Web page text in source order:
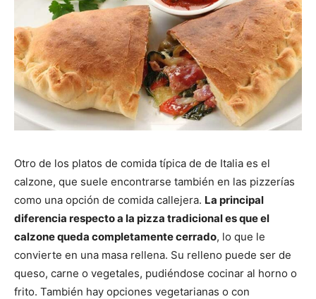
Otro de los platos de comida típica de de Italia es el
calzone, que suele encontrarse también en las pizzerías
como una opción de comida callejera. La principal
diferencia respecto a la pizza tradicional es que el
calzone queda completamente cerrado, lo que le
convierte en una masa rellena. Su relleno puede ser de
queso, carne o vegetales, pudiéndose cocinar al horno o
frito. También hay opciones vegetarianas o con